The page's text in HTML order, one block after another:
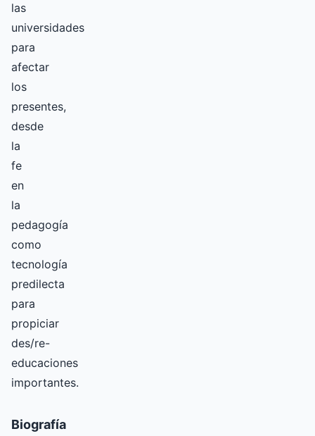
las
universidades
para
afectar
los
presentes,
desde
la
fe
en
la
pedagogía
como
tecnología
predilecta
para
propiciar
des/re-
educaciones
importantes.
Biografía